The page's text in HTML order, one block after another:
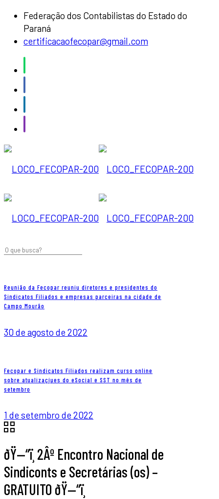
Federação dos Contabilistas do Estado do
Paraná
certificacaofecopar@gmail.com
Reunião da Fecopar reuniu diretores e presidentes do
Sindicatos Filiados e empresas parceiras na cidade de
Campo Mourão
30 de agosto de 2022
Fecopar e Sindicatos Filiados realizam curso online
sobre atualizaçíµes do eSocial e SST no mês de
setembro
1 de setembro de 2022
ðŸ—“ï¸ 2Âº Encontro Nacional de
Sindiconts e Secretárias (os) –
GRATUITO ðŸ—“ï¸